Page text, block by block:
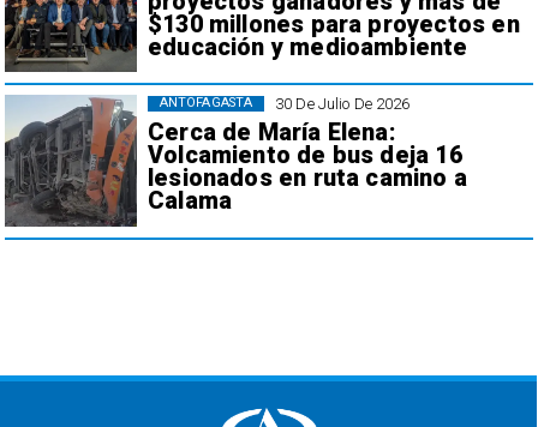
$130 millones para proyectos en
educación y medioambiente
30 De Julio De 2026
Cerca de María Elena:
Volcamiento de bus deja 16
lesionados en ruta camino a
Calama
ANTOFAGASTA